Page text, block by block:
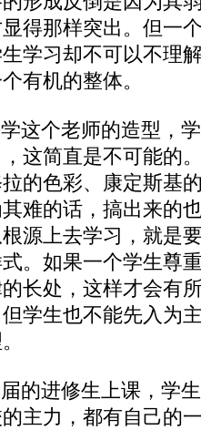
得那样突出。但一
学习却不可以不理
有机的整体。
个老师的造型，学
这简直是不可能的
的色彩、康定斯基
难的话，搞出来的
源上去学习，就是
。如果一个学生尊
长处，这样才会有
学生也不能先入为
进修生上课，学生
主力，都有自己的